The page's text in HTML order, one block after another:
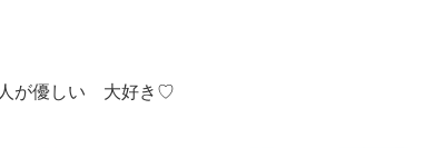
人が優しい 大好き♡